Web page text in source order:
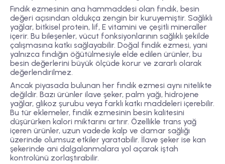
Fındık ezmesinin ana hammaddesi olan fındık, besin
değeri açısından oldukça zengin bir kuruyemiştir. Sağlıklı
yağlar, bitkisel protein, lif, E vitamini ve çeşitli mineraller
içerir. Bu bileşenler, vücut fonksiyonlarının sağlıklı şekilde
çalışmasına katkı sağlayabilir. Doğal fındık ezmesi, yani
yalnızca fındığın öğütülmesiyle elde edilen ürünler, bu
besin değerlerini büyük ölçüde korur ve zararlı olarak
değerlendirilmez.
Ancak piyasada bulunan her fındık ezmesi aynı nitelikte
değildir. Bazı ürünler ilave şeker, palm yağı, hidrojene
yağlar, glikoz şurubu veya farklı katkı maddeleri içerebilir.
Bu tür eklemeler, fındık ezmesinin besin kalitesini
düşürürken kalori miktarını artırır. Özellikle trans yağ
içeren ürünler, uzun vadede kalp ve damar sağlığı
üzerinde olumsuz etkiler yaratabilir. İlave şeker ise kan
şekerinde ani dalgalanmalara yol açarak iştah
kontrolünü zorlaştırabilir.